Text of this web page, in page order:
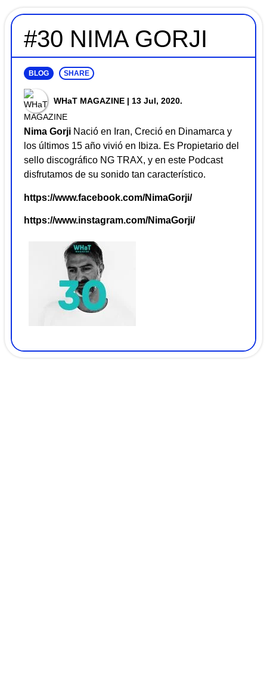
#30 NIMA GORJI
BLOG SHARE
WHaT MAGAZINE | 13 Jul, 2020.
Nima Gorji Nació en Iran, Creció en Dinamarca y
los últimos 15 año vivió en Ibiza. Es Propietario del
sello discográfico NG TRAX, y en este Podcast
disfrutamos de su sonido tan característico.
https://www.facebook.com/NimaGorji/
https://www.instagram.com/NimaGorji/